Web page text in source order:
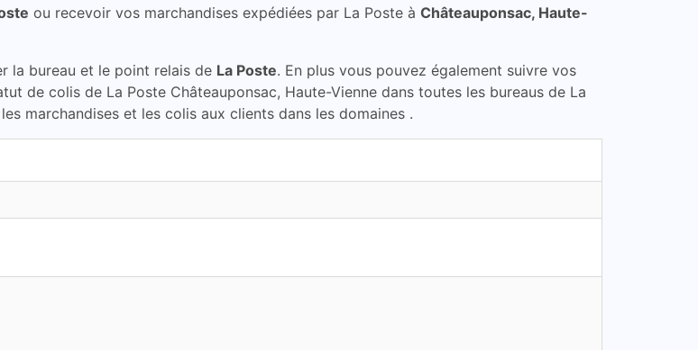
ou recevoir vos marchandises expédiées par La Poste à Châteauponsac, Haute-
la bureau et le point relais de La Poste. En plus vous pouvez également suivre vos
de colis de La Poste Châteauponsac, Haute-Vienne dans toutes les bureaus de La
marchandises et les colis aux clients dans les domaines .